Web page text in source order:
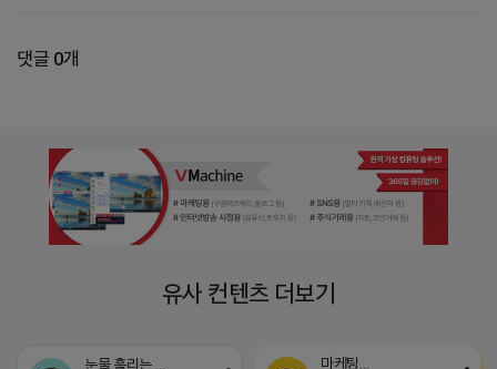
댓글 0개
유사 컨텐츠 더보기